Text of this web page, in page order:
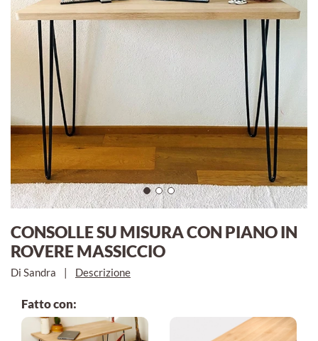
CONSOLLE SU MISURA CON PIANO IN
ROVERE MASSICCIO
Di Sandra | Descrizione
Fatto con: